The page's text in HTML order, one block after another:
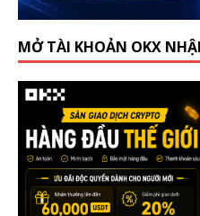
MỞ TÀI KHOẢN OKX